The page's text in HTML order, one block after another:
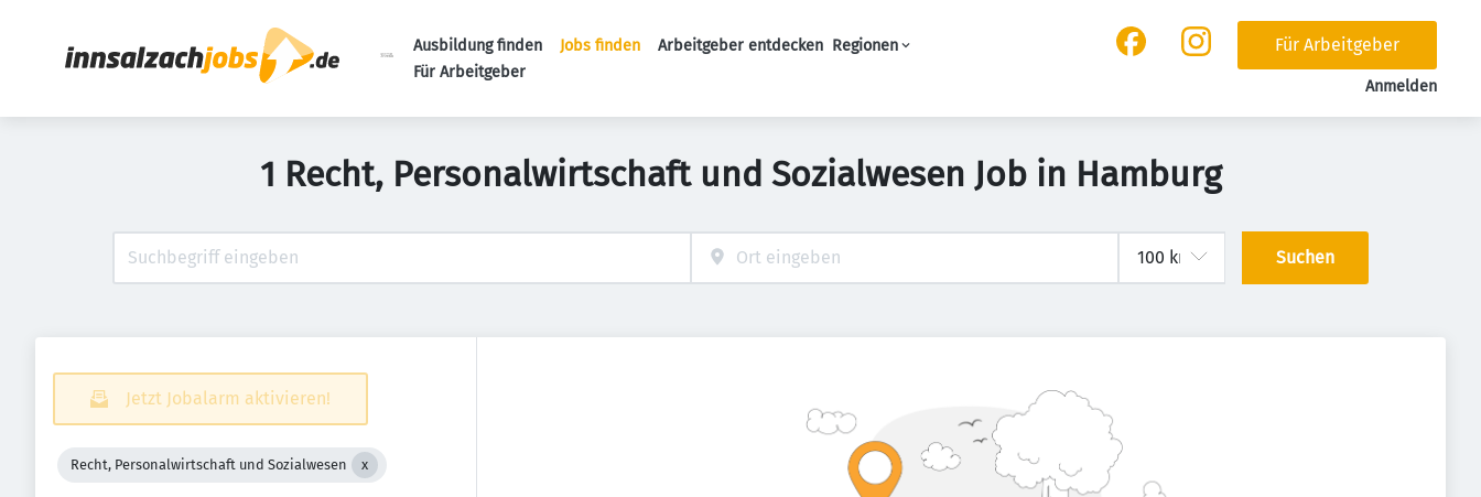
Ausbildung finden Jobs finden Arbeitgeber entdecken Regionen
Für Arbeitgeber
Für Arbeitgeber
Anmelden
1 Recht, Personalwirtschaft und Sozialwesen Job in Hamburg
Suchen
Jetzt Jobalarm aktivieren!
Recht, Personalwirtschaft und Sozialwesen